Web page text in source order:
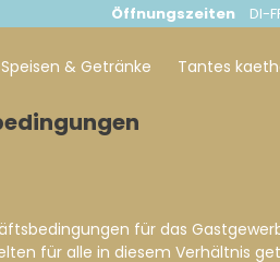
Öffnungszeiten DI-
Speisen & Getränke Tantes
für das
für alle in diesem Verhältnis